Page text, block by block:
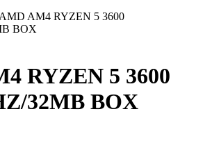
AM4 RYZEN 5 3600
BOX
RYZEN 5 3600
32MB BOX